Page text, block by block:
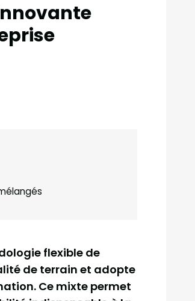
flexible de
de terrain et adopte
Ce mixte permet